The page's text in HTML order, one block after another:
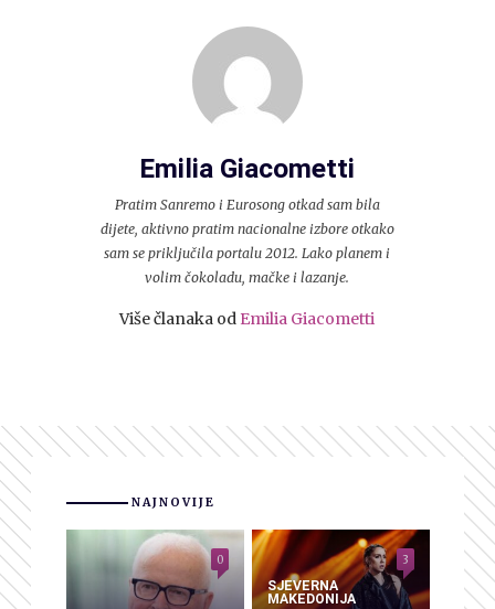
Emilia Giacometti
Pratim Sanremo i Eurosong otkad sam bila
dijete, aktivno pratim nacionalne izbore otkako
sam se priključila portalu 2012. Lako planem i
volim čokoladu, mačke i lazanje.
Više članaka od Emilia Giacometti
NAJNOVIJE
0
SJEVERNA
MAKEDONIJA
3